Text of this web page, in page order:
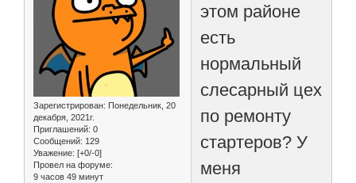
Зарегистрирован: Понедельник, 20
декабря, 2021г.
Приглашений: 0
Сообщений: 129
Уважение: [+0/-0]
Провел на форуме:
9 часов 49 минут
этом районе
есть
нормальный
слесарный цех
по ремонту
стартеров? У
меня